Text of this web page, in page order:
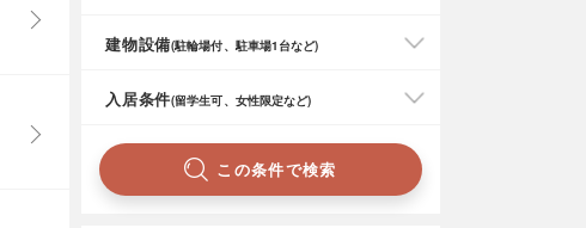
建物設備(駐輪場付、駐車場1台など)
入居条件(留学生可、女性限定など)
この条件で検索